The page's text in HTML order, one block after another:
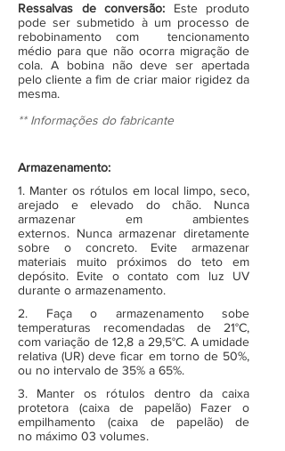
Ressalvas de conversão: Este produto
pode ser submetido à um processo de
rebobinamento com tencionamento
médio para que não ocorra migração de
cola. A bobina não deve ser apertada
pelo cliente a fim de criar maior rigidez da
mesma.
** Informações do fabricante
Armazenamento:
1. Manter os rótulos em local limpo, seco,
arejado e elevado do chão. Nunca
armazenar em ambientes
externos. Nunca armazenar diretamente
sobre o concreto. Evite armazenar
materiais muito próximos do teto em
depósito. Evite o contato com luz UV
durante o armazenamento.
2. Faça o armazenamento sobe
temperaturas recomendadas de 21°C,
com variação de 12,8 a 29,5°C. A umidade
relativa (UR) deve ficar em torno de 50%,
ou no intervalo de 35% a 65%.
3. Manter os rótulos dentro da caixa
protetora (caixa de papelão) Fazer o
empilhamento (caixa de papelão) de
no máximo 03 volumes.